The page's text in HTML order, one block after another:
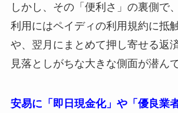
しかし、その「便利さ」の裏側で
利用にはペイディの利用規約に抵
や、翌月にまとめて押し寄せる返
見落としがちな大きな側面が潜ん
安易に「即日現金化」や「優良業